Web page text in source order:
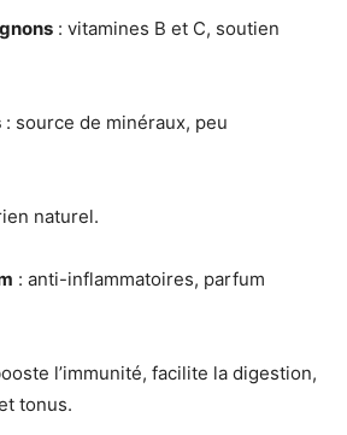
: vitamines B et C, soutien
: source de minéraux, peu
naturel.
: anti-inflammatoires, parfum
l’immunité, facilite la digestion,
tonus.